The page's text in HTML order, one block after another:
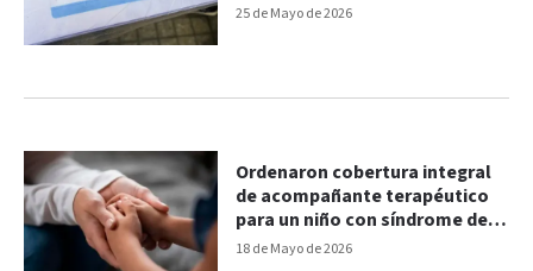
25 de Mayo de 2026
18 de Mayo de 2026
Ordenaron cobertura integral
de acompañante terapéutico
para un niño con síndrome de
Down